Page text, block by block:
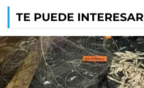
TE PUEDE INTERESAR